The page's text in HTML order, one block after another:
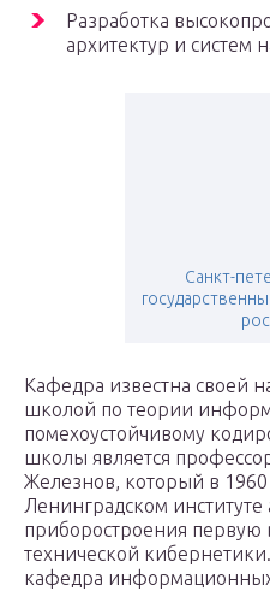
Разработка
архитектур и систем
Санкт-
Кафедра известна своей
школой по теории
помехоустойчивому
школы является
Железнов, который в 1960
Ленинградском
приборостроения
технической
кафедра